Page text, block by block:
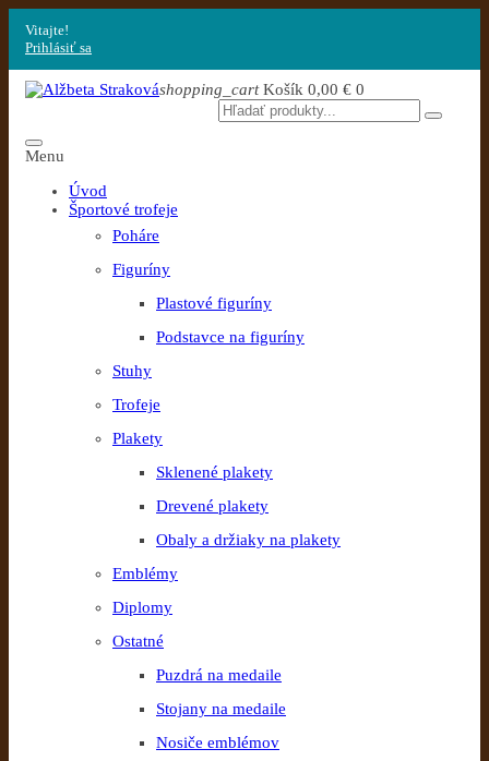
Vitajte!
Prihlásiť sa
shopping_cart Košík 0,00 € 0
Menu
Úvod
Športové trofeje
Poháre
Figuríny
Plastové figuríny
Podstavce na figuríny
Stuhy
Trofeje
Plakety
Sklenené plakety
Drevené plakety
Obaly a držiaky na plakety
Emblémy
Diplomy
Ostatné
Puzdrá na medaile
Stojany na medaile
Nosiče emblémov